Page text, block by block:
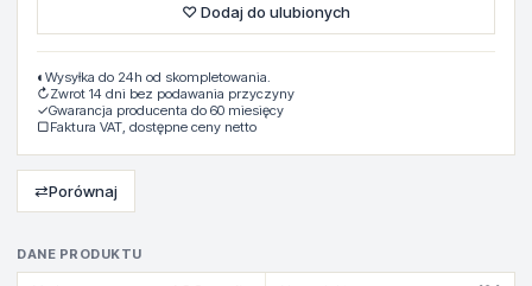
DANE PRODUKTU
♡ Dodaj do ulubionych
◐ Wysyłka do 24h od skompletowania.
↻Zwrot 14 dni bez podawania przyczyny
✓Gwarancja producenta do 60 miesięcy
▢Faktura VAT, dostępne ceny netto
⇄Porównaj